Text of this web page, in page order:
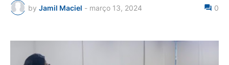
by Jamil Maciel - março 13, 2024 0